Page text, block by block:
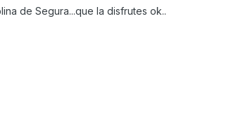
de Segura...que la disfrutes ok..